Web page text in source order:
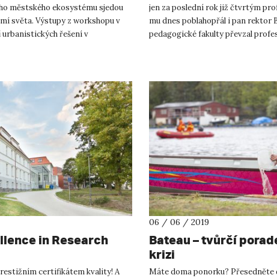
městského ekosystému sjedou
světa. Výstupy z workshopu v
urbanistických řešení v
jen za poslední rok již čtvrtým
mu dnes poblahopřál i pan rektor
pedagogické fakulty převzal
in Research
certifikátem kvality! A
06 / 06 / 2019
Bateau – tvůrčí
krizi
Máte doma ponorku? Přesedněte